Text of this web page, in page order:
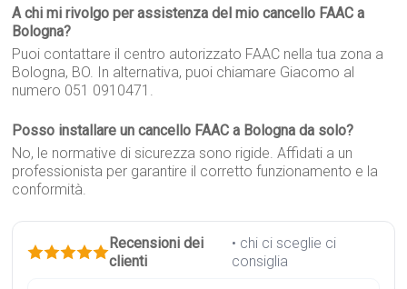
A chi mi rivolgo per assistenza del mio cancello FAAC a
Bologna?
Puoi contattare il centro autorizzato FAAC nella tua zona a
Bologna, BO. In alternativa, puoi chiamare Giacomo al
numero 051 0910471.
Posso installare un cancello FAAC a Bologna da solo?
No, le normative di sicurezza sono rigide. Affidati a un
professionista per garantire il corretto funzionamento e la
conformità.
Recensioni dei
clienti
• chi ci sceglie ci
consiglia